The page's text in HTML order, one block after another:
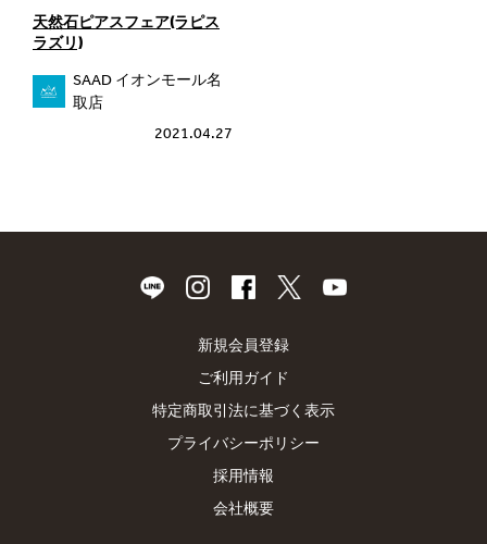
天然石ピアスフェア(ラピス
ラズリ)
SAAD イオンモール名
取店
2021.04.27
新規会員登録
ご利用ガイド
特定商取引法に基づく表示
プライバシーポリシー
採用情報
会社概要